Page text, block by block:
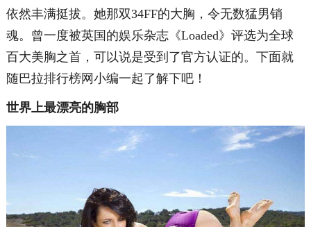
依然丰满挺拔。她那双34FF的大胸，令无数猛男销
魂。曾一度被英国的娱乐杂志《Loaded》评选为全球
百大美胸之首，可以说是受到了官方认证的。下面就
随巴拉排行榜网小编一起了解下吧！
世界上最漂亮的胸部